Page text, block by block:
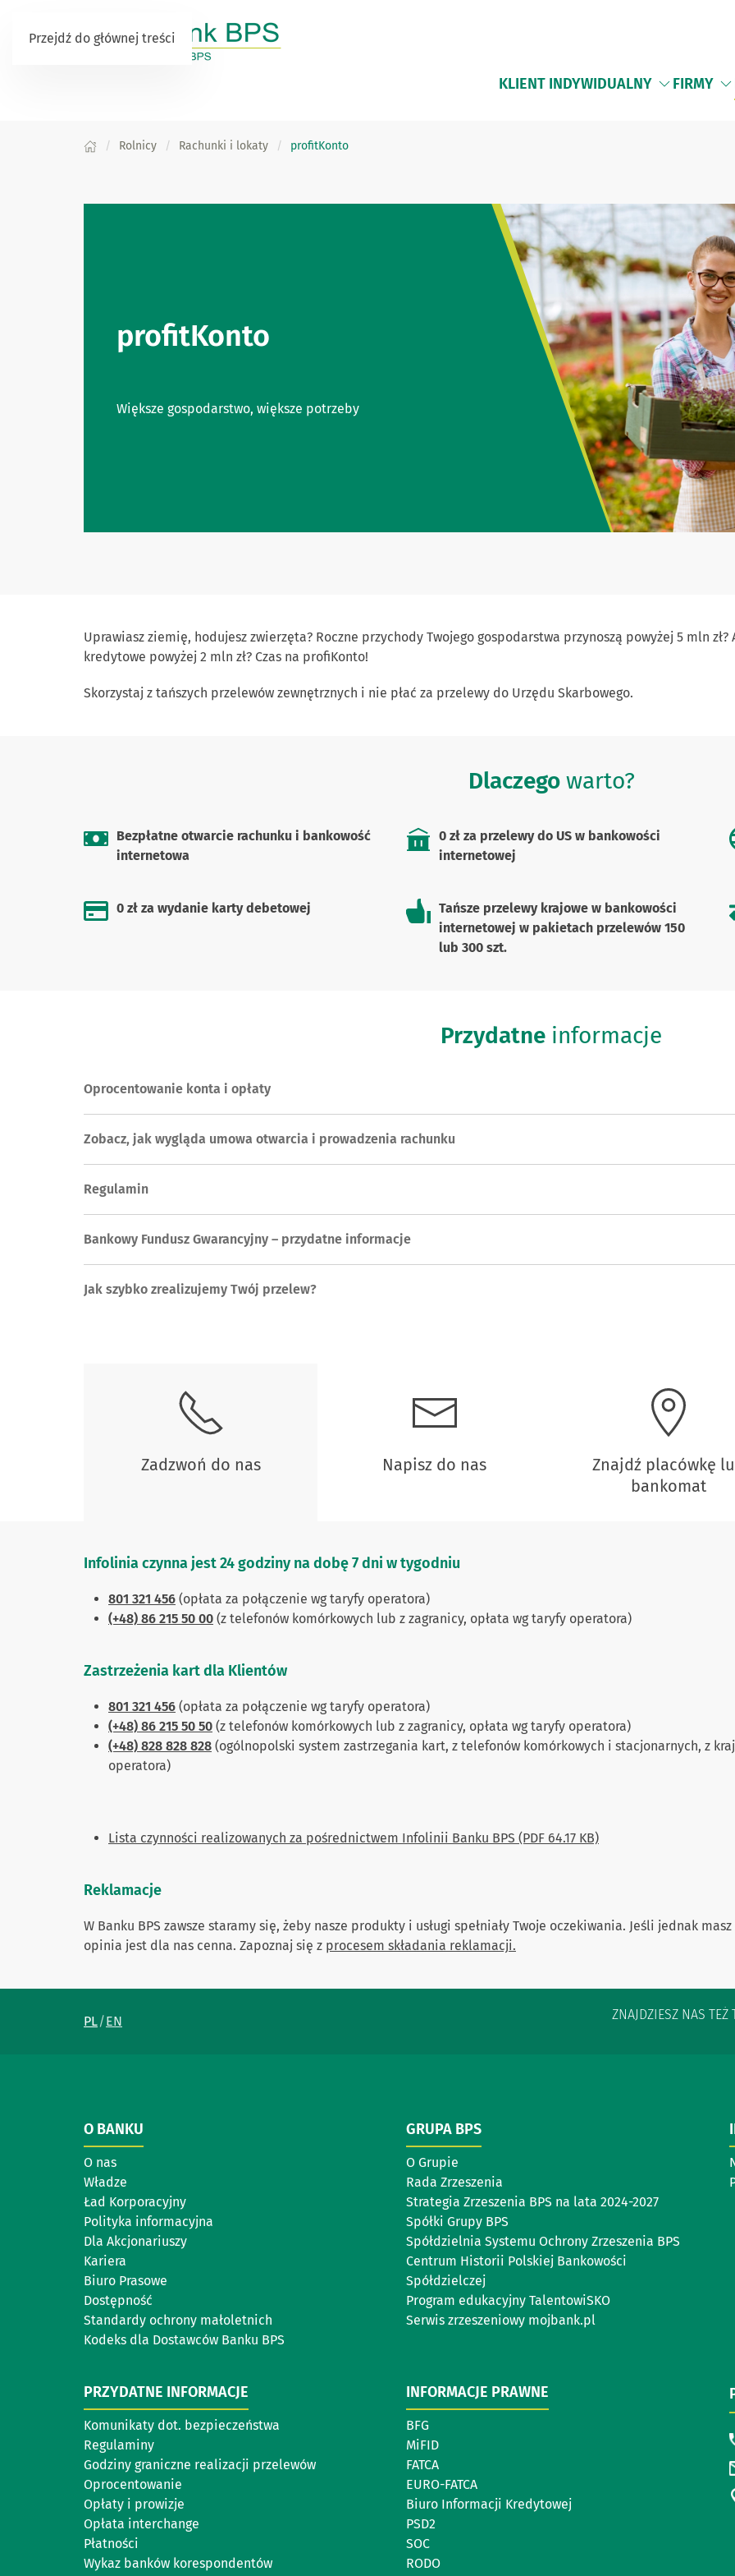
Przejdź do głównej treści
KLIENT INDYWIDUALNY FIRMY
Rolnicy Rachunki i lokaty profitKonto
profitKonto
Większe gospodarstwo, większe potrzeby
Uprawiasz ziemię, hodujesz zwierzęta? Roczne przychody Twojego gospodarstwa przynoszą powyżej 5 mln zł?
kredytowe powyżej 2 mln zł? Czas na profiKonto!
Skorzystaj z tańszych przelewów zewnętrznych i nie płać za przelewy do Urzędu Skarbowego.
Dlaczegowarto?
Bezpłatne otwarcie rachunku i bankowość
internetowa
0 zł za przelewy do US w bankowości
internetowej
0 zł za wydanie karty debetowej
Tańsze przelewy krajowe w bankowości
internetowej w pakietach przelewów 150
lub 300 szt.
Przydatne informacje
Oprocentowanie konta i opłaty
Zobacz, jak wygląda umowa otwarcia i prowadzenia rachunku
Regulamin
Bankowy Fundusz Gwarancyjny – przydatne informacje
Jak szybko zrealizujemy Twój przelew?
Zadzwoń do nas Napisz do nas
Znajdź placówkę
bankomat
Infolinia czynna jest 24 godziny na dobę 7 dni w tygodniu
801 321 456 (opłata za połączenie wg taryfy operatora)
(+48) 86 215 50 00 (z telefonów komórkowych lub z zagranicy, opłata wg taryfy operatora)
Zastrzeżenia kart dla Klientów
801 321 456 (opłata za połączenie wg taryfy operatora)
(+48) 86 215 50 50 (z telefonów komórkowych lub z zagranicy, opłata wg taryfy operatora)
(+48) 828 828 828 (ogólnopolski system zastrzegania kart, z telefonów komórkowych i stacjonarnych, z
operatora)
Lista czynności realizowanych za pośrednictwem Infolinii Banku BPS (PDF 64.17 KB)
Reklamacje
W Banku BPS zawsze staramy się, żeby nasze produkty i usługi spełniały Twoje oczekiwania. Jeśli jednak
opinia jest dla nas cenna. Zapoznaj się z procesem składania reklamacji.
PL EN ZNAJDZIESZ NAS TEŻ
O BANKU
O nas
Władze
Ład Korporacyjny
Polityka informacyjna
Dla Akcjonariuszy
Kariera
Biuro Prasowe
Dostępność
Standardy ochrony małoletnich
Kodeks dla Dostawców Banku BPS
GRUPA BPS
O Grupie
Rada Zrzeszenia
Strategia Zrzeszenia BPS na lata 2024-2027
Spółki Grupy BPS
Spółdzielnia Systemu Ochrony Zrzeszenia BPS
Centrum Historii Polskiej Bankowości
Spółdzielczej
Program edukacyjny TalentowiSKO
Serwis zrzeszeniowy mojbank.pl
PRZYDATNE INFORMACJE
Komunikaty dot. bezpieczeństwa
Regulaminy
Godziny graniczne realizacji przelewów
Oprocentowanie
Opłaty i prowizje
Opłata interchange
Płatności
Wykaz banków korespondentów
INFORMACJE PRAWNE
BFG
MiFID
FATCA
EURO-FATCA
Biuro Informacji Kredytowej
PSD2
SOC
RODO